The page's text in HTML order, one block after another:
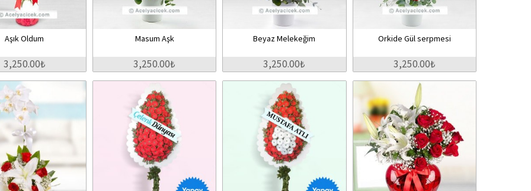
Aşık Oldum
3,250.00₺
Masum Aşk
3,250.00₺
Beyaz Melekeğim
3,250.00₺
Orkide Gül serpmesi
3,250.00₺